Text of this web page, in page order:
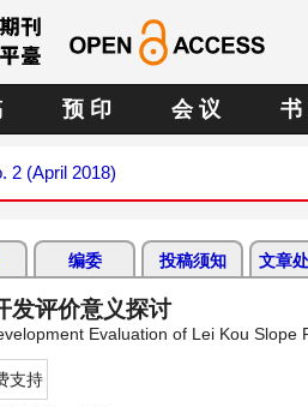
预 印 会 议 书
2 (April 2018)
编委 投稿须知 文章
发评价意义探讨
Evaluation of Lei Kou
支持